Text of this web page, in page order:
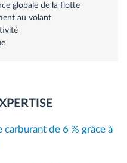
globale de la flotte
au volant
de 6 % grâce à